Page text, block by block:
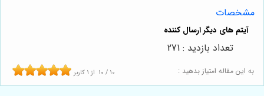
مشخصات
به این مقاله امتیاز بدهید : 10 / 10 از 1 کاربر
تعداد بازدید : 271